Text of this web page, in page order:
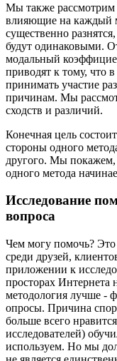
Мы также рассмотрим
влияющие на каждый
существенно
будут одинаковыми.
модальный
приводят к тому, что
принимать участие
причинам. Мы
сходств и различий.
Конечная цель
стороны одного
другого. Мы покажем,
одного метода
Исследование
вопроса
Чем могу помочь? Это
среди друзей,
приложении к
просторах Интернета
методология лучше -
опросы. Причина
больше всего
исследователей)
используем. Но мы